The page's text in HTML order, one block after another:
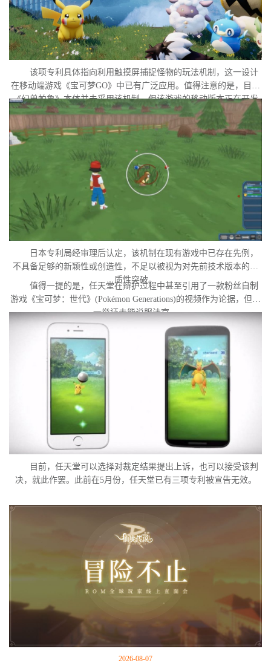
该项专利具体指向利用触摸屏捕捉怪物的玩法机制，这一设计
在移动端游戏《宝可梦GO》中已有广泛应用。值得注意的是，目前
《幻兽帕鲁》本体并未采用该机制，但该游戏的移动版本正在开发
中。外界普遍认为，这很可能是任天堂在当前时间点针对此项专利
发起诉讼的直接原因。
日本专利局经审理后认定，该机制在现有游戏中已存在先例，
不具备足够的新颖性或创造性，不足以被视为对先前技术版本的实
质性突破。
值得一提的是，任天堂在辩护过程中甚至引用了一款粉丝自制
游戏《宝可梦：世代》(Pokémon Generations)的视频作为论据，但这
一举证未能说服法官。
目前，任天堂可以选择对裁定结果提出上诉，也可以接受该判
决，就此作罢。此前在5月份，任天堂已有三项专利被宣告无效。
2026-08-07